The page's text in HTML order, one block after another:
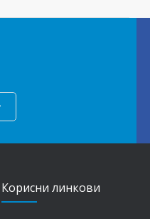
Корисни линкови